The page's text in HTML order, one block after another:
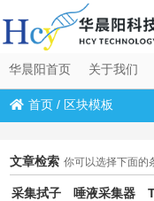
华晨阳首页 关于我们
首页 / 区块模板
文章检索 你可以选择下面的
采集拭子 唾液采集器